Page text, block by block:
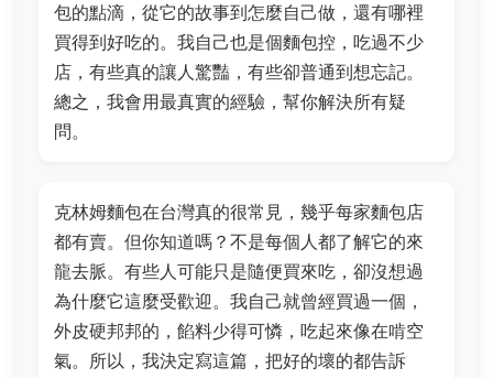
包的點滴，從它的故事到怎麼自己做，還有哪裡
買得到好吃的。我自己也是個麵包控，吃過不少
店，有些真的讓人驚豔，有些卻普通到想忘記。
總之，我會用最真實的經驗，幫你解決所有疑
問。
克林姆麵包在台灣真的很常見，幾乎每家麵包店
都有賣。但你知道嗎？不是每個人都了解它的來
龍去脈。有些人可能只是隨便買來吃，卻沒想過
為什麼它這麼受歡迎。我自己就曾經買過一個，
外皮硬邦邦的，餡料少得可憐，吃起來像在啃空
氣。所以，我決定寫這篇，把好的壞的都告訴